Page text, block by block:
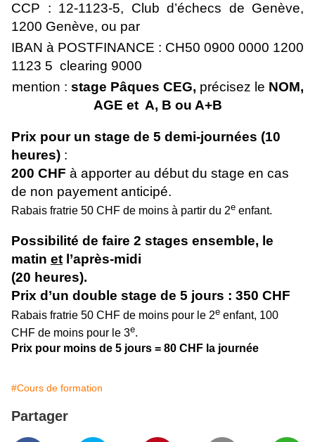
CCP : 12-1123-5, Club d’échecs de Genève,
1200 Genève, ou par
IBAN à POSTFINANCE : CH50 0900 0000 1200
1123 5 clearing 9000
mention : stage Pâques CEG, précisez le NOM,
AGE et A, B ou A+B
Prix pour un stage de 5 demi-journées (10
heures) :
200 CHF à apporter au début du stage en cas
de non payement anticipé.
Rabais fratrie 50 CHF de moins à partir du 2e enfant.
Possibilité de faire 2 stages ensemble, le
matin et l’après-midi
(20 heures).
Prix d’un double stage de 5 jours : 350 CHF
Rabais fratrie 50 CHF de moins pour le 2e enfant, 100
CHF de moins pour le 3e.
Prix pour moins de 5 jours = 80 CHF la journée
#Cours de formation
Partager